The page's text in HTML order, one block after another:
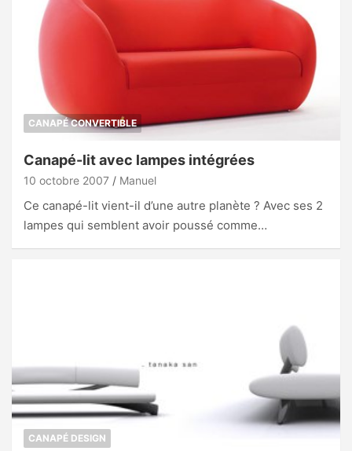
CANAPÉ CONVERTIBLE
Canapé-lit avec lampes intégrées
10 octobre 2007 Manuel
Ce canapé-lit vient-il d’une autre planète ? Avec ses 2
lampes qui semblent avoir poussé comme…
CANAPÉ DESIGN